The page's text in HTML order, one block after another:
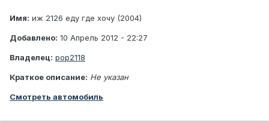
Имя: иж 2126 еду где хочу (2004)
Добавлено: 10 Апрель 2012 - 22:27
Владелец: pop2118
Краткое описание: Не указан
Смотреть автомобиль